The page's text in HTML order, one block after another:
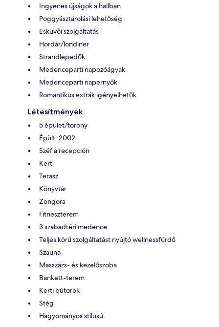
Ingyenes újságok a hallban
Poggyásztárolási lehetőség
Esküvői szolgáltatás
Hordár/londiner
Strandlepedők
Medenceparti napozóágyak
Medenceparti napernyők
Romantikus extrák igényelhetők
Létesítmények
5 épület/torony
Épült: 2002
Széf a recepción
Kert
Terasz
Könyvtár
Zongora
Fitneszterem
3 szabadtéri medence
Teljes körű szolgáltatást nyújtó wellnessfürdő
Szauna
Masszázs- és kezelőszoba
Bankett-terem
Kerti bútorok
Stég
Hagyományos stílusú